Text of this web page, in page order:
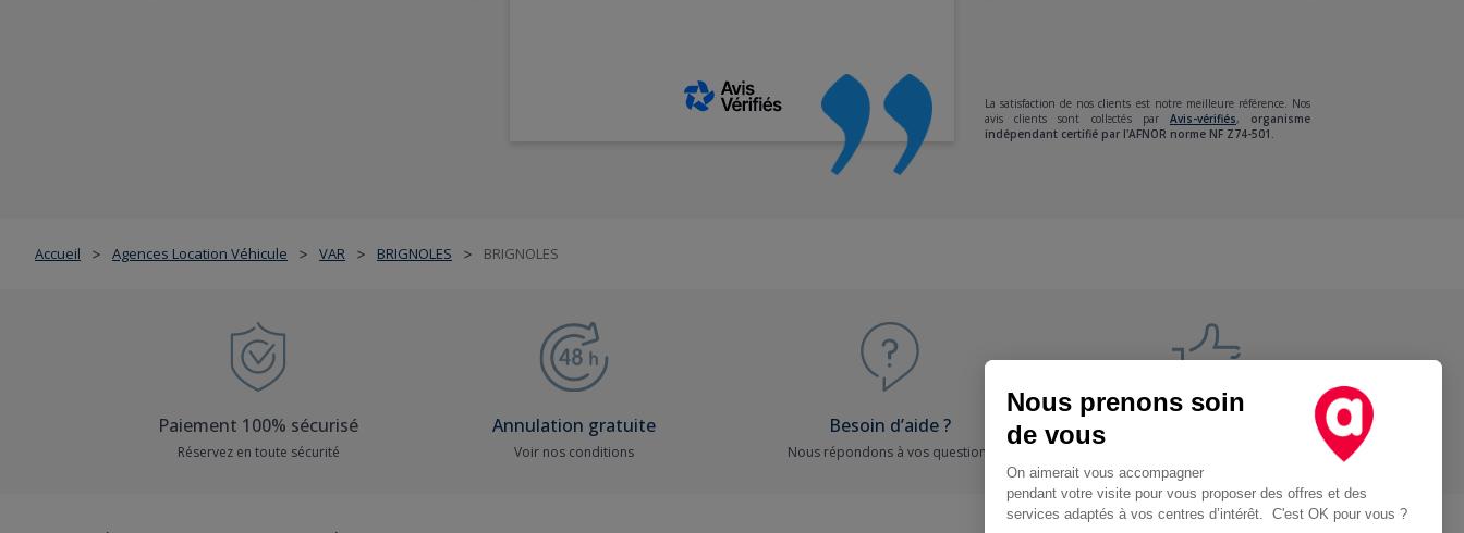
Accueil > Agences Location Véhicule > VAR > BRIGNOLES > BRIGNOLES
La satisfaction de nos clients est notre meilleure référence. Nos
avis clients sont collectés par Avis-vérifiés, organisme
indépendant certifié par l'AFNOR norme NF Z74-501.
Paiement 100% sécurisé
Réservez en toute sécurité
Annulation gratuite
Voir nos conditions
Besoin d’aide ?
Nous répondons à vos questions
Nous prenons soin
de vous
On aimerait vous accompagner
pendant votre visite pour vous proposer des offres et des
services adaptés à vos centres d’intérêt. C'est OK pour vous ?